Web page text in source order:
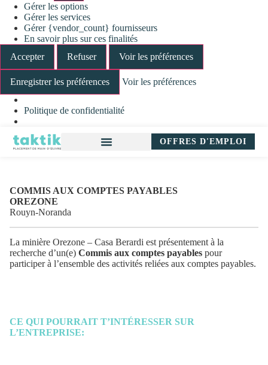
Gérer les options
Gérer les services
Gérer {vendor_count} fournisseurs
En savoir plus sur ces finalités
Accepter
Refuser Voir les préférences
Enregistrer les préférences Voir les préférences
Politique de confidentialité
OFFRES D'EMPLOI
COMMIS AUX COMPTES PAYABLES
OREZONE
Rouyn-Noranda
La minière Orezone – Casa Berardi est présentement à la
recherche d’un(e) Commis aux comptes payables pour
participer à l’ensemble des activités reliées aux comptes payables.
CE QUI POURRAIT T’INTÉRESSER SUR
L’ENTREPRISE: